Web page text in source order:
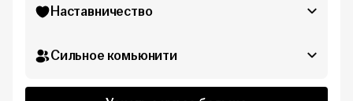
Наставничество
Сильное комьюнити